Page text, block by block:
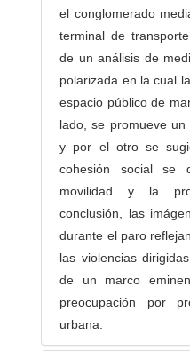
el conglomerado
terminal de
de un análisis de
polarizada en la cual
espacio público de
lado, se promueve un
y por el otro se
cohesión social se
movilidad y la
conclusión, las
durante el paro
las violencias
de un marco
preocupación por
urbana.